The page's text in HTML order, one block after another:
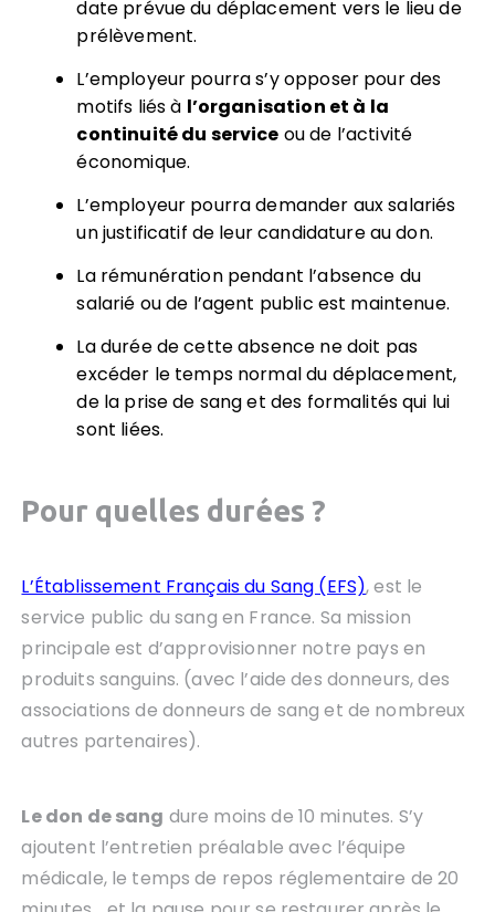
date prévue du déplacement vers le lieu de
prélèvement.
L’employeur pourra s’y opposer pour des
motifs liés à l’organisation et à la
continuité du service ou de l’activité
économique.
L’employeur pourra demander aux salariés
un justificatif de leur candidature au don.
La rémunération pendant l’absence du
salarié ou de l’agent public est maintenue.
La durée de cette absence ne doit pas
excéder le temps normal du déplacement,
de la prise de sang et des formalités qui lui
sont liées.
Pour quelles durées ?
L’Établissement Français du Sang (EFS), est le
service public du sang en France. Sa mission
principale est d’approvisionner notre pays en
produits sanguins. (avec l’aide des donneurs, des
associations de donneurs de sang et de nombreux
autres partenaires).
Le don de sang dure moins de 10 minutes. S’y
ajoutent l’entretien préalable avec l’équipe
médicale, le temps de repos réglementaire de 20